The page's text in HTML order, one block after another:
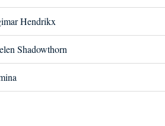
Hendrikx
Shadowthorn